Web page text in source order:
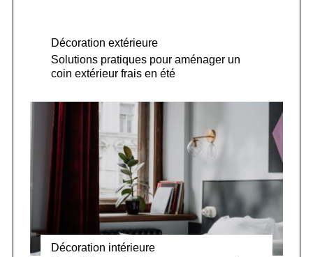
Décoration extérieure
Solutions pratiques pour aménager un
coin extérieur frais en été
Décoration intérieure